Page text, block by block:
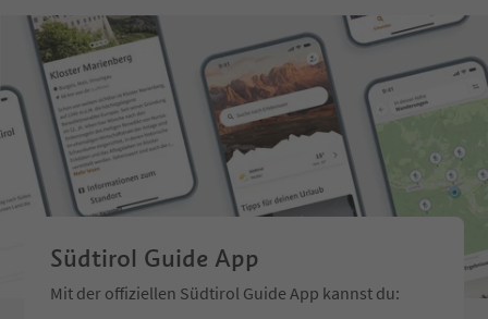
Südtirol Guide App
Mit der offiziellen Südtirol Guide App kannst du: